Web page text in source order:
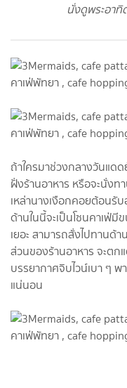
นั่งดูพระอาทิ
ถ้าใครมาช่วงกลางวันแด
ฝั่งร้านอาหาร หรือจะนั่งท
เหล่านางเงือกคอยต้อนรั
ด้านในนี้จะเป็นโซนคาเฟ่มี
เยอะ สามารถสั่งไปทานด้
ส่วนของร้านอาหาร จะตก
บรรยากาศจิบไวน์เบา ๆ
แน่นอน